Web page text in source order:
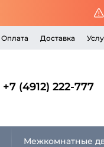
Оплата Доставка
+7 (4912) 222-777
Межкомнатные